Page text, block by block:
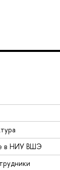
в НИУ ВШЭ